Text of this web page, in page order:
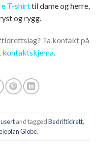
T-shirttil dame og herre,
og rygg.
Ta kontakt på
kontaktskjema.
and taggedBedriftidrett,
Globe.